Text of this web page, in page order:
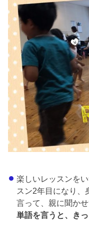
楽しいレッスンを
スン2年目になり、
言って、親に聞か
単語を言うと、き